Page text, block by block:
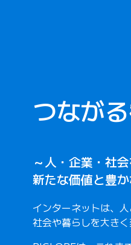
つながる
～人・企業・社
新たな価値と豊
インターネットは、⼈
社会や暮らしを⼤きく